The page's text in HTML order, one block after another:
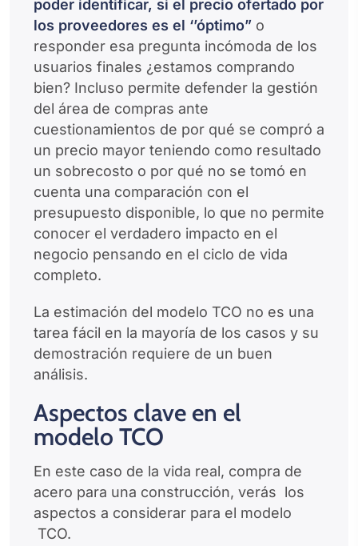
poder identificar, si el precio ofertado por
los proveedores es el ‘’óptimo” o
responder esa pregunta incómoda de los
usuarios finales ¿estamos comprando
bien? Incluso permite defender la gestión
del área de compras ante
cuestionamientos de por qué se compró a
un precio mayor teniendo como resultado
un sobrecosto o por qué no se tomó en
cuenta una comparación con el
presupuesto disponible, lo que no permite
conocer el verdadero impacto en el
negocio pensando en el ciclo de vida
completo.
La estimación del modelo TCO no es una
tarea fácil en la mayoría de los casos y su
demostración requiere de un buen
análisis.
Aspectos clave en el
modelo TCO
En este caso de la vida real, compra de
acero para una construcción, verás los
aspectos a considerar para el modelo
TCO.